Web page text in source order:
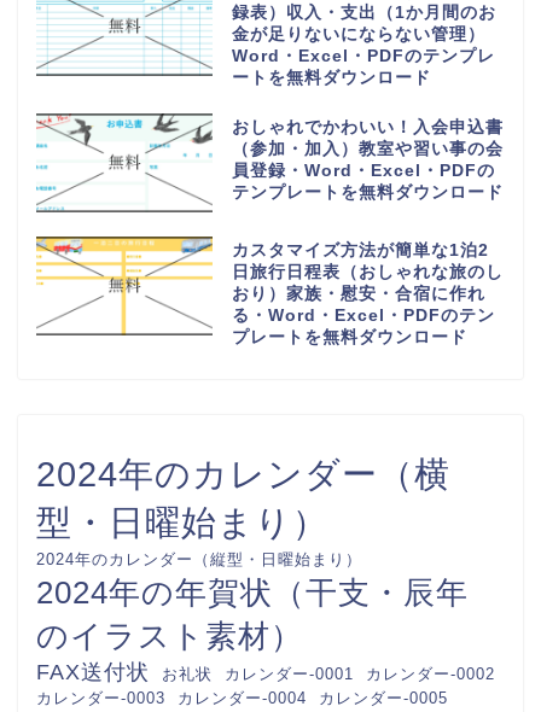
PDFをA4用紙に印刷し手書き作
成！可愛い家計簿（作成方法や作
り方が簡単で見やすい）Word・
Excelのテンプレートを無料ダウ
読書感想文の記録ノート（小学生
の低学年から高学年の子供）おし
ゃれなイラスト背景・Word・
少人数で作り方が簡単な連絡網
（社内・自治会・町内会・PTA・
子供会）可愛い背景・Word・
Excel・PDFのテンプレートを無
オシャレな素材・Word・
Excel・PDFのテンプレートを無
料ダウンロード
かわいいお小遣い帳（使い道の記
録表）収入・支出（1か月間のお
金が足りないにならない管理）
Word・Excel・PDFのテンプレ
ートを無料ダウンロード
おしゃれでかわいい！入会申込書